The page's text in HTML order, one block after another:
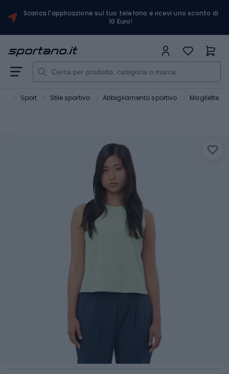
Scarica l'applicazione sul tuo telefono e ricevi uno sconto di
10 Euro!
Sport Stile sportivo Abbigliamento sportivo Magliette